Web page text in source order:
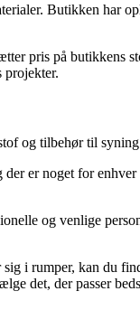
Butikken har
pris på butikkens
projekter.
og tilbehør til
er noget for
og venlige
i rumper, kan du
det, der passer